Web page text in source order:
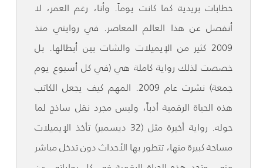
خطابات بريدية كما كانت يوماً. وأنا، رغم العمر، لا
أنفصل عن هذا العالم المعاصر. في روايتي منذ
2009 كثير من الإيميلات والشات بين أبطالها. بل
خصصت لذلك رواية كاملة هي (في كل أسبوع يوم
جمعة) نشرت عام 2009. المهم كيف يجعل الكاتب
هذه الحياة الرقمية أدباً، وليس مجرد نقل ساذج لما
حوله. رواية أخيرة مثل (32 ديسمبر) تأخذ الإيميلات
مساحة كبيرة منها، تتطور بها الأحداث دون تدخل مباشر